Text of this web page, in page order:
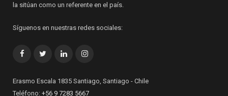
la sitúan como un referente en el país.
Síguenos en nuestras redes sociales:
FacebookTwitterLinkedInInstagram
Erasmo Escala 1835 Santiago, Santiago - Chile
Teléfono: +56 9 7283 5667